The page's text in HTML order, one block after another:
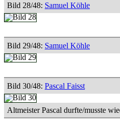
Bild 28/48: Samuel Köhle
Bild 29/48: Samuel Köhle
Bild 30/48: Pascal Faisst
Altmeister Pascal durfte/musste